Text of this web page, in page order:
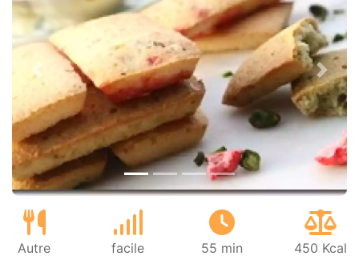
Précédent
Autre facile 55 min 450 Kcal